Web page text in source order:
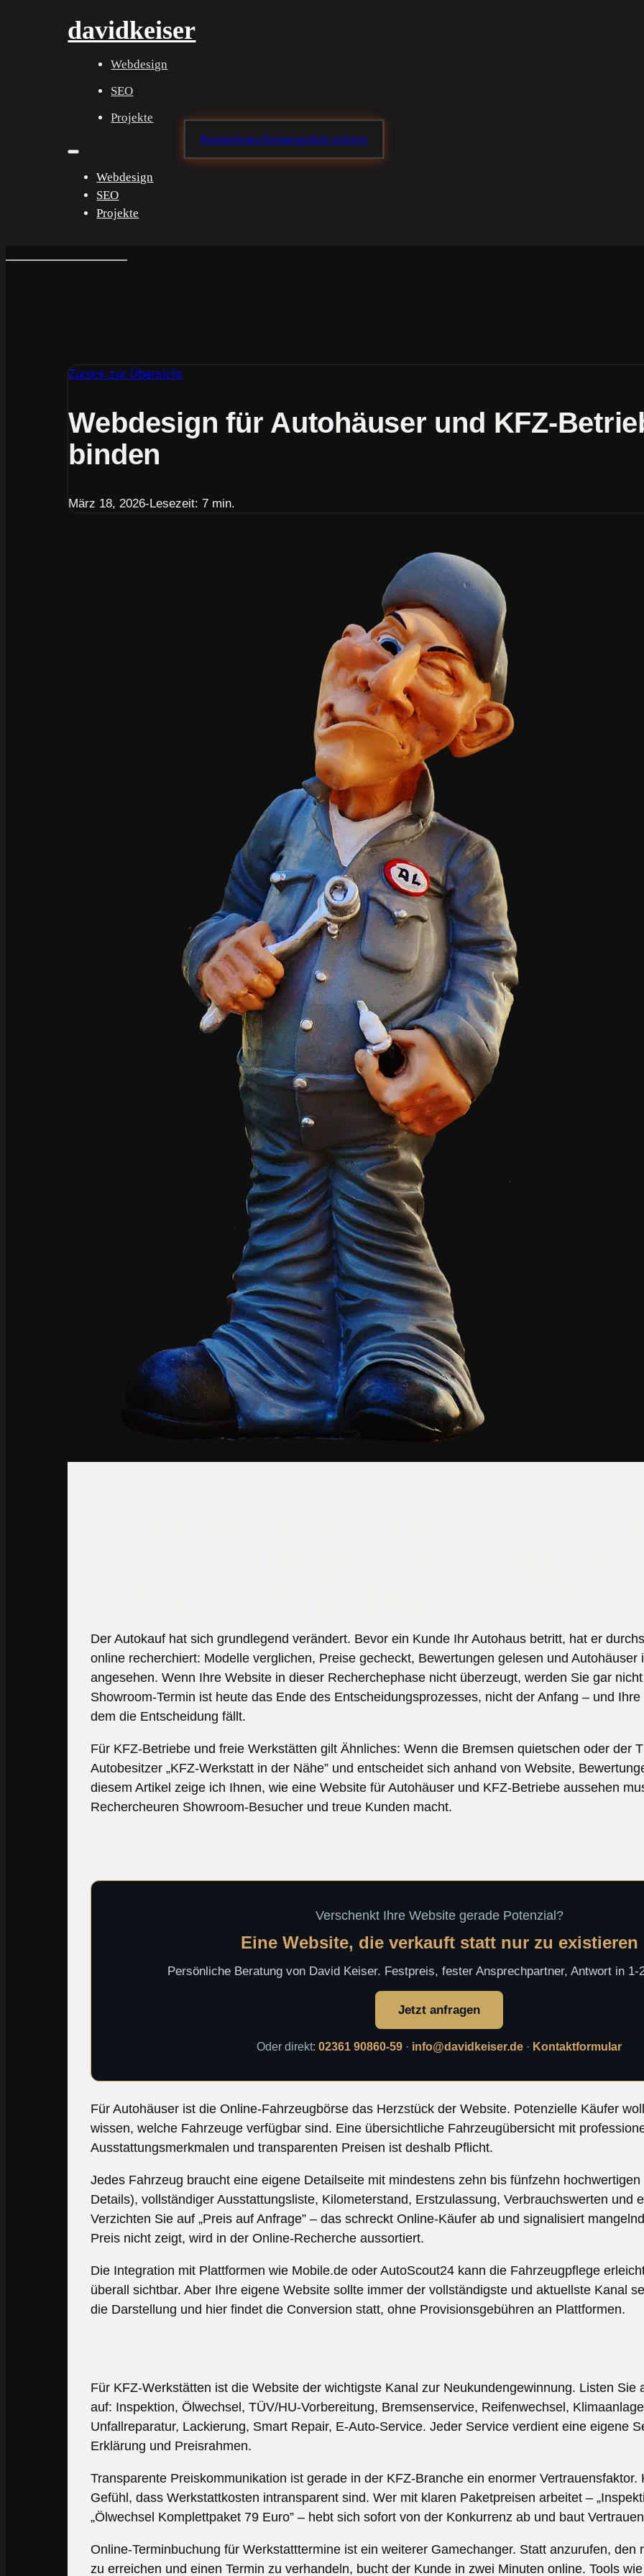
davidkeiser
Webdesign
SEO
Projekte
Webdesign
SEO
Projekte
Kostenloses Erstgespräch sichern
Zurück zur Übersicht
Webdesign für Autohäuser und KFZ-
binden
März 18, 2026-Lesezeit: 7 min.
Der Autokauf hat sich grundlegend verändert. Bevor ein Kunde Ihr Autohaus betritt, hat er
online recherchiert: Modelle verglichen, Preise gecheckt, Bewertungen gelesen und Autohäuser
angesehen. Wenn Ihre Website in dieser Recherchephase nicht überzeugt, werden Sie gar
Showroom-Termin ist heute das Ende des Entscheidungsprozesses, nicht der Anfang – und
dem die Entscheidung fällt.
Für KFZ-Betriebe und freie Werkstätten gilt Ähnliches: Wenn die Bremsen quietschen oder der
Autobesitzer „KFZ-Werkstatt in der Nähe” und entscheidet sich anhand von Website,
diesem Artikel zeige ich Ihnen, wie eine Website für Autohäuser und KFZ-Betriebe aussehen
Rechercheuren Showroom-Besucher und treue Kunden macht.
Verschenkt Ihre Website gerade Potenzial?
Eine Website, die verkauft statt nur zu existieren
Persönliche Beratung von David Keiser. Festpreis, fester Ansprechpartner, Antwort in 1-
Jetzt anfragen
Oder direkt:02361 90860-59 · info@davidkeiser.de · Kontaktformular
Für Autohäuser ist die Online-Fahrzeugbörse das Herzstück der Website. Potenzielle Käufer
wissen, welche Fahrzeuge verfügbar sind. Eine übersichtliche Fahrzeugübersicht mit
Ausstattungsmerkmalen und transparenten Preisen ist deshalb Pflicht.
Jedes Fahrzeug braucht eine eigene Detailseite mit mindestens zehn bis fünfzehn
Details), vollständiger Ausstattungsliste, Kilometerstand, Erstzulassung, Verbrauchswerten und
Verzichten Sie auf „Preis auf Anfrage” – das schreckt Online-Käufer ab und signalisiert
Preis nicht zeigt, wird in der Online-Recherche aussortiert.
Die Integration mit Plattformen wie Mobile.de oder AutoScout24 kann die Fahrzeugpflege
überall sichtbar. Aber Ihre eigene Website sollte immer der vollständigste und aktuellste Kanal
die Darstellung und hier findet die Conversion statt, ohne Provisionsgebühren an Plattformen.
Für KFZ-Werkstätten ist die Website der wichtigste Kanal zur Neukundengewinnung. Listen Sie
auf: Inspektion, Ölwechsel, TÜV/HU-Vorbereitung, Bremsenservice, Reifenwechsel,
Unfallreparatur, Lackierung, Smart Repair, E-Auto-Service. Jeder Service verdient eine eigene
Erklärung und Preisrahmen.
Transparente Preiskommunikation ist gerade in der KFZ-Branche ein enormer Vertrauensfaktor.
Gefühl, dass Werkstattkosten intransparent sind. Wer mit klaren Paketpreisen arbeitet –
„Ölwechsel Komplettpaket 79 Euro” – hebt sich sofort von der Konkurrenz ab und baut
Online-Terminbuchung für Werkstatttermine ist ein weiterer Gamechanger. Statt anzurufen, den
zu erreichen und einen Termin zu verhandeln, bucht der Kunde in zwei Minuten online. Tools